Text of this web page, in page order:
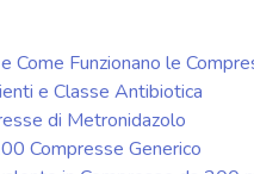
Come Funzionano le
e Classe Antibiotica
di Metronidazolo
Compresse Generico